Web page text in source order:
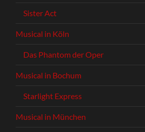
Sister Act
Musical in Köln
Das Phantom der Oper
Musical in Bochum
Starlight Express
Musical in München